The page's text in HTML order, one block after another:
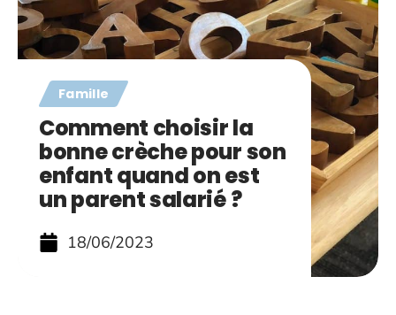
Famille
Comment choisir la
bonne crèche pour son
enfant quand on est
un parent salarié ?
18/06/2023